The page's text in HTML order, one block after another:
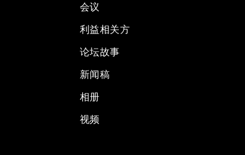
会议
利益相关方
论坛故事
新闻稿
相册
视频